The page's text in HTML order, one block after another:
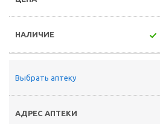
Выбрать аптеку